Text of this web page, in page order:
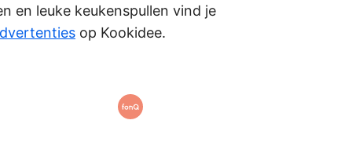
en leuke keukenspullen vind je
op Kookidee.